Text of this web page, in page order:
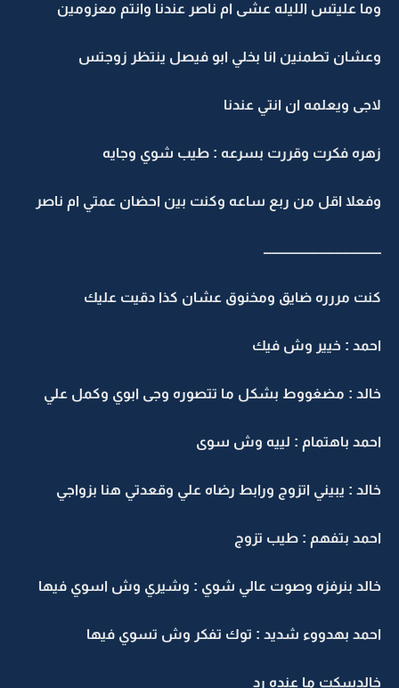
وما عليتس الليله عشى ام ناصر عندنا وانتم معزومين
وعشان تطمنين انا بخلي ابو فيصل ينتظر زوجتس
لاجى ويعلمه ان انتي عندنا
زهره فكرت وقررت بسرعه : طيب شوي وجايه
وفعلا اقل من ربع ساعه وكنت بين احضان عمتي ام ناصر
ــــــــــــــــــــــــــــــــــــــــــــ
كنت مررره ضايق ومخنوق عشان كذا دقيت عليك
احمد : خيير وش فيك
خالد : مضغووط بشكل ما تتصوره وجى ابوي وكمل علي
احمد باهتمام : لييه وش سوى
خالد : يبيني اتزوج ورابط رضاه علي وقعدتي هنا بزواجي
احمد بتفهم : طيب تزوج
خالد بنرفزه وصوت عالي شوي : وشيري وش اسوي فيها
احمد بهدووء شديد : توك تفكر وش تسوي فيها
خالدسكت ما عنده رد